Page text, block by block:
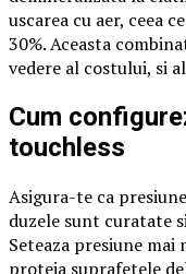
uscarea cu aer, ceea
30%. Aceasta
vedere al costului, si
Cum
touchless
Asigura-te ca
duzele sunt curatate
Seteaza presiune
proteja suprafetele